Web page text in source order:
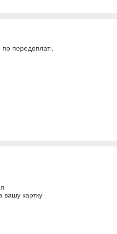
по передоплаті.
вашу картку